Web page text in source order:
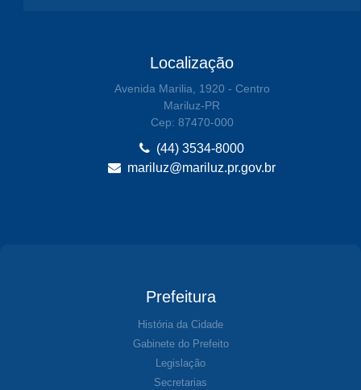
Localização
Avenida Marilia, 1920 - Centro
Mariluz-PR
Cep: 87470-000
(44) 3534-8000
mariluz@mariluz.pr.gov.br
Prefeitura
História da Cidade
Gabinete do Prefeito
Legislação
Secretarias